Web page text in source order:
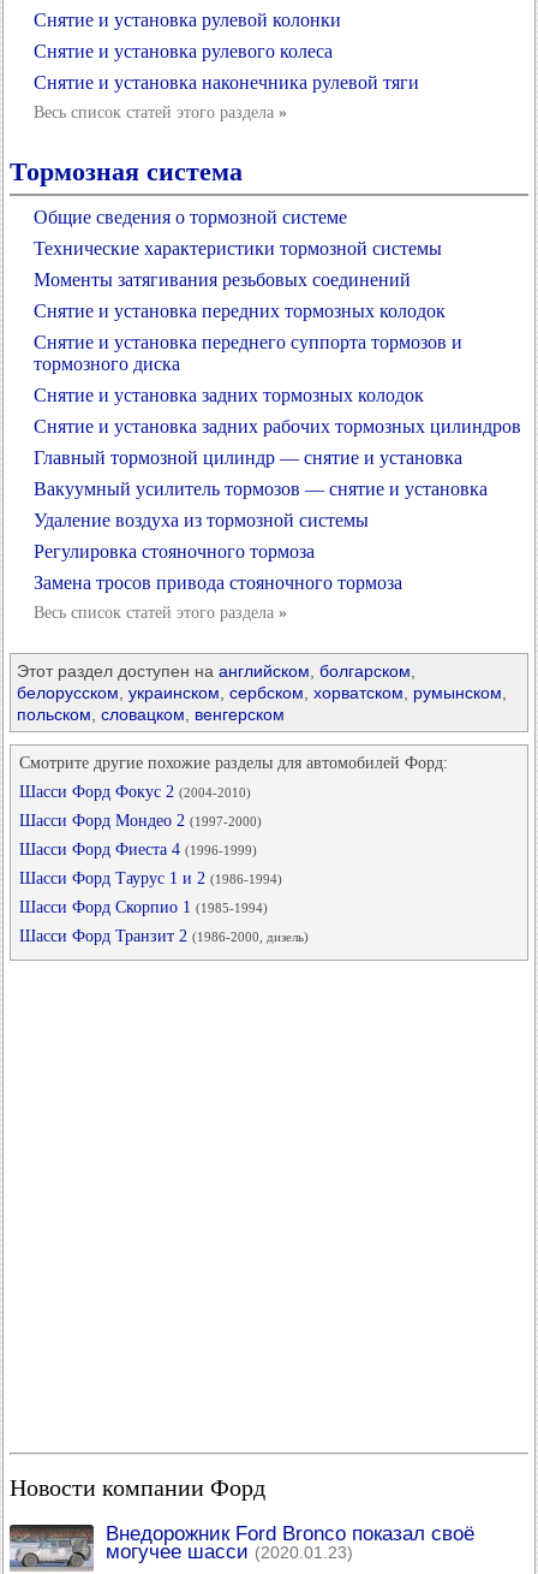
Снятие и установка рулевой колонки
Снятие и установка рулевого колеса
Снятие и установка наконечника рулевой тяги
Весь список статей этого раздела »
Тормозная система
Общие сведения о тормозной системе
Технические характеристики тормозной системы
Моменты затягивания резьбовых соединений
Снятие и установка передних тормозных колодок
Снятие и установка переднего суппорта тормозов и
тормозного диска
Снятие и установка задних тормозных колодок
Снятие и установка задних рабочих тормозных цилиндров
Главный тормозной цилиндр — снятие и установка
Вакуумный усилитель тормозов — снятие и установка
Удаление воздуха из тормозной системы
Регулировка стояночного тормоза
Замена тросов привода стояночного тормоза
Весь список статей этого раздела »
Этот раздел доступен на английском болгарском
белорусском украинском сербском хорватском румынском
польском словацком венгерском
Смотрите другие похожие разделы для автомобилей Форд:
Шасси Форд Фокус 2 (2004-2010)
Шасси Форд Мондео 2 (1997-2000)
Шасси Форд Фиеста 4 (1996-1999)
Шасси Форд Таурус 1 и 2 (1986-1994)
Шасси Форд Скорпио 1 (1985-1994)
Шасси Форд Транзит 2 (1986-2000, дизель)
Новости компании Форд
Внедорожник Ford Bronco показал своё
могучее шасси (2020.01.23)